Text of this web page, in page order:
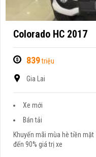
Colorado HC 2017
839triệu
Gia Lai
Xe mới
Bán tải
Khuyến mãi mùa hè tiền
đến 90% giá trị xe